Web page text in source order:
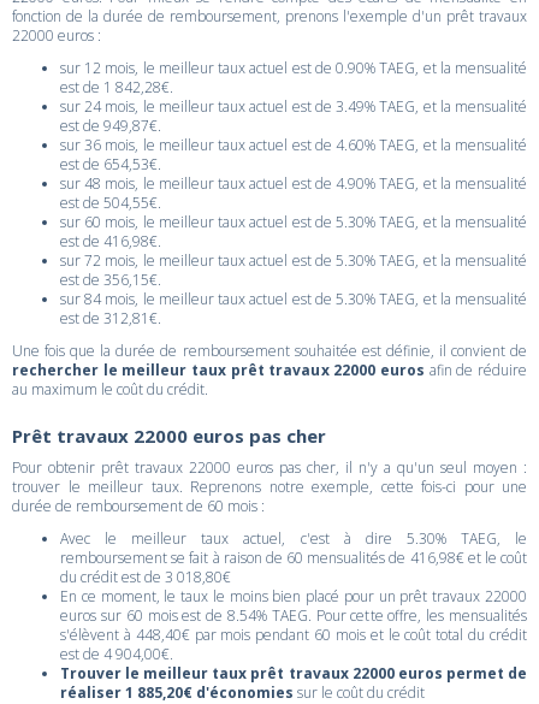
fonction de la durée de remboursement, prenons l'exemple d'un prêt travaux
22000 euros :
sur 12 mois, le meilleur taux actuel est de 0.90% TAEG, et la mensualité
est de 1 842,28€.
sur 24 mois, le meilleur taux actuel est de 3.49% TAEG, et la mensualité
est de 949,87€.
sur 36 mois, le meilleur taux actuel est de 4.60% TAEG, et la mensualité
est de 654,53€.
sur 48 mois, le meilleur taux actuel est de 4.90% TAEG, et la mensualité
est de 504,55€.
sur 60 mois, le meilleur taux actuel est de 5.30% TAEG, et la mensualité
est de 416,98€.
sur 72 mois, le meilleur taux actuel est de 5.30% TAEG, et la mensualité
est de 356,15€.
sur 84 mois, le meilleur taux actuel est de 5.30% TAEG, et la mensualité
est de 312,81€.
Une fois que la durée de remboursement souhaitée est définie, il convient de
rechercher le meilleur taux prêt travaux 22000 euros afin de réduire
au maximum le coût du crédit.
Prêt travaux 22000 euros pas cher
Pour obtenir prêt travaux 22000 euros pas cher, il n'y a qu'un seul moyen :
trouver le meilleur taux. Reprenons notre exemple, cette fois-ci pour une
durée de remboursement de 60 mois :
Avec le meilleur taux actuel, c'est à dire 5.30% TAEG, le
remboursement se fait à raison de 60 mensualités de 416,98€ et le coût
du crédit est de 3 018,80€
En ce moment, le taux le moins bien placé pour un prêt travaux 22000
euros sur 60 mois est de 8.54% TAEG. Pour cette offre, les mensualités
s'élèvent à 448,40€ par mois pendant 60 mois et le coût total du crédit
est de 4 904,00€.
Trouver le meilleur taux prêt travaux 22000 euros permet de
réaliser 1 885,20€ d'économies sur le coût du crédit